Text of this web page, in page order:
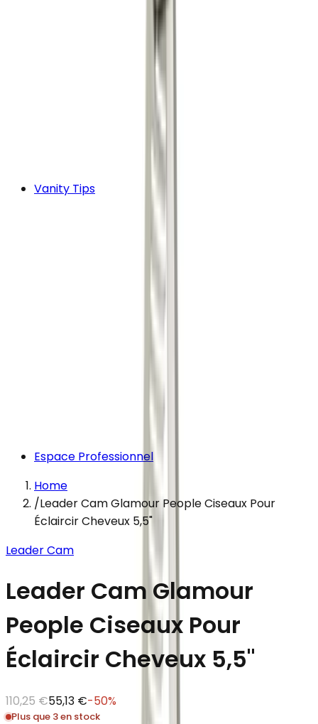
Vanity Tips
Espace Professionnel
Home
/Leader Cam Glamour People Ciseaux Pour
Éclaircir Cheveux 5,5"
Leader Cam
Leader Cam Glamour
People Ciseaux Pour
Éclaircir Cheveux 5,5"
110,25 €55,13 €-50%
Plus que 3 en stock